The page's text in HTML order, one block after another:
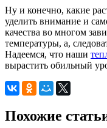
Ну и конечно, какие
уделить внимание и
качества во многом
температуры, а,
Надеемся, что наши
вырастить обильный
Похожие